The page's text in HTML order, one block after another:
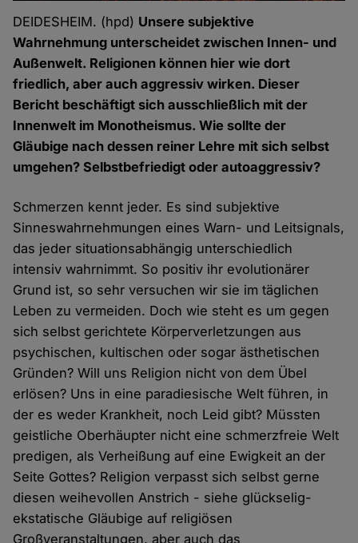
DEIDESHEIM. (hpd) Unsere subjektive
Wahrnehmung unterscheidet zwischen Innen- und
Außenwelt. Religionen können hier wie dort
friedlich, aber auch aggressiv wirken. Dieser
Bericht beschäftigt sich ausschließlich mit der
Innenwelt im Monotheismus. Wie sollte der
Gläubige nach dessen reiner Lehre mit sich selbst
umgehen? Selbstbefriedigt oder autoaggressiv?
Schmerzen kennt jeder. Es sind subjektive
Sinneswahrnehmungen eines Warn- und Leitsignals,
das jeder situationsabhängig unterschiedlich
intensiv wahrnimmt. So positiv ihr evolutionärer
Grund ist, so sehr versuchen wir sie im täglichen
Leben zu vermeiden. Doch wie steht es um gegen
sich selbst gerichtete Körperverletzungen aus
psychischen, kultischen oder sogar ästhetischen
Gründen? Will uns Religion nicht von dem Übel
erlösen? Uns in eine paradiesische Welt führen, in
der es weder Krankheit, noch Leid gibt? Müssten
geistliche Oberhäupter nicht eine schmerzfreie Welt
predigen, als Verheißung auf eine Ewigkeit an der
Seite Gottes? Religion verpasst sich selbst gerne
diesen weihevollen Anstrich - siehe glückselig-
ekstatische Gläubige auf religiösen
Großveranstaltungen, aber auch das